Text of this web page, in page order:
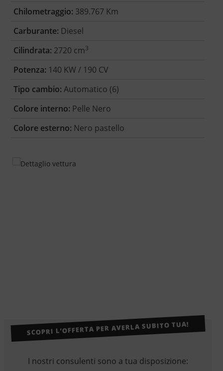
Chilometraggio: 389.767 Km
Carburante: Diesel
Cilindrata: 2720 cm3
Potenza: 140 KW / 190 CV
Tipo cambio: Automatico (6)
Colore interno: Pelle Nero
Colore esterno: Nero pastello
SCOPRI L’OFFERTA PER AVERLA SUBITO TUA!
I nostri consulenti sono a tua disposizione: